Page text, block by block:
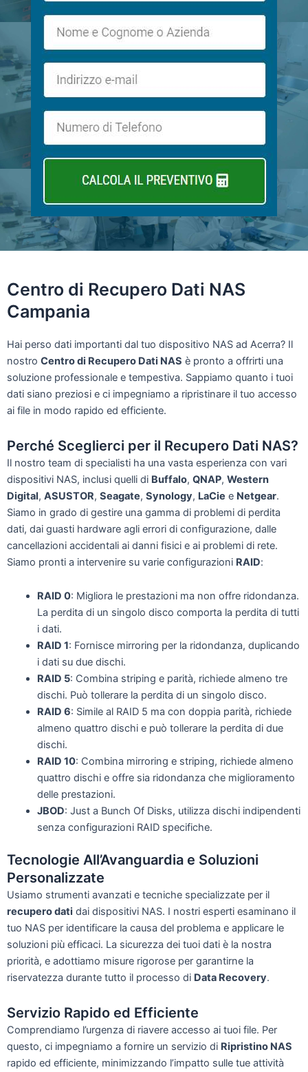
Centro di Recupero Dati NAS
Campania
Hai perso dati importanti dal tuo dispositivo NAS ad Acerra? Il
nostro Centro di Recupero Dati NAS è pronto a offrirti una
soluzione professionale e tempestiva. Sappiamo quanto i tuoi
dati siano preziosi e ci impegniamo a ripristinare il tuo accesso
ai file in modo rapido ed efficiente.
Perché Sceglierci per il Recupero Dati NAS?
Il nostro team di specialisti ha una vasta esperienza con vari
dispositivi NAS, inclusi quelli di Buffalo, QNAP, Western
Digital, ASUSTOR, Seagate, Synology, LaCie e Netgear.
Siamo in grado di gestire una gamma di problemi di perdita
dati, dai guasti hardware agli errori di configurazione, dalle
cancellazioni accidentali ai danni fisici e ai problemi di rete.
Siamo pronti a intervenire su varie configurazioni RAID:
RAID 0: Migliora le prestazioni ma non offre ridondanza.
La perdita di un singolo disco comporta la perdita di tutti
i dati.
RAID 1: Fornisce mirroring per la ridondanza, duplicando
i dati su due dischi.
RAID 5: Combina striping e parità, richiede almeno tre
dischi. Può tollerare la perdita di un singolo disco.
RAID 6: Simile al RAID 5 ma con doppia parità, richiede
almeno quattro dischi e può tollerare la perdita di due
dischi.
RAID 10: Combina mirroring e striping, richiede almeno
quattro dischi e offre sia ridondanza che miglioramento
delle prestazioni.
JBOD: Just a Bunch Of Disks, utilizza dischi indipendenti
senza configurazioni RAID specifiche.
Tecnologie All’Avanguardia e Soluzioni
Personalizzate
Usiamo strumenti avanzati e tecniche specializzate per il
recupero dati dai dispositivi NAS. I nostri esperti esaminano il
tuo NAS per identificare la causa del problema e applicare le
soluzioni più efficaci. La sicurezza dei tuoi dati è la nostra
priorità, e adottiamo misure rigorose per garantirne la
riservatezza durante tutto il processo di Data Recovery.
Servizio Rapido ed Efficiente
Comprendiamo l’urgenza di riavere accesso ai tuoi file. Per
questo, ci impegniamo a fornire un servizio di Ripristino NAS
rapido ed efficiente, minimizzando l’impatto sulle tue attività